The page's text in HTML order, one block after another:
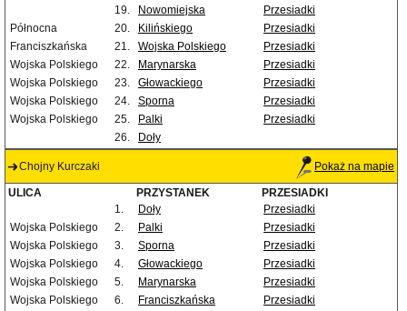
19.
Nowomiejska
Przesiadki
Północna
20. Kilińskiego
Przesiadki
Franciszkańska
21. Wojska Polskiego
Przesiadki
Wojska Polskiego
22. Marynarska
Przesiadki
Wojska Polskiego
23. Głowackiego
Przesiadki
Wojska Polskiego
24. Sporna
Przesiadki
Wojska Polskiego
25. Palki
Przesiadki
26.
Doły
Chojny Kurczaki Pokaż na mapie
ULICA PRZYSTANEK
PRZESIADKI
1.
Doły
Przesiadki
Wojska Polskiego
2. Palki
Przesiadki
Wojska Polskiego
3. Sporna
Przesiadki
Wojska Polskiego
4. Głowackiego
Przesiadki
Wojska Polskiego
5. Marynarska
Przesiadki
Wojska Polskiego
6. Franciszkańska
Przesiadki